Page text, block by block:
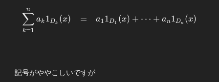
\begin{array}{llllll}
\displaystyle
\sum_{k=1}^{n}a_k
+\cdots + a_n
k=1
∑
n
ak 1Dk (x) = a1 1D1 (x) + ⋯ + an1Dn (x)
記号がややこしいですが